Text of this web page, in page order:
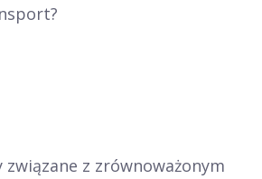
z zrównoważonym